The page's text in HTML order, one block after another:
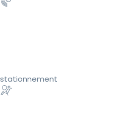
stationnement